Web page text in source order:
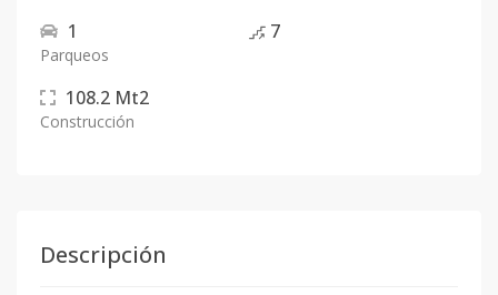
1
Parqueos
7
108.2 Mt2
Construcción
Descripción